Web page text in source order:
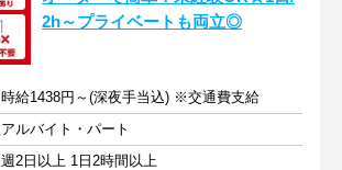
2h～プライベートも両立◎
時給1438円～(深夜手当込) ※交通費支給
アルバイト・パート
週2日以上 1日2時間以上